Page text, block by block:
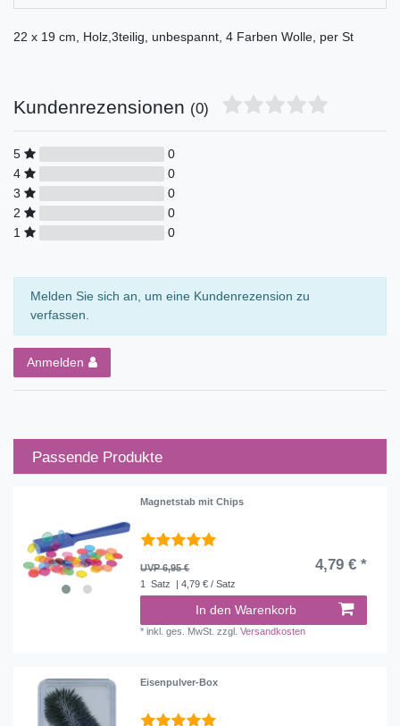
22 x 19 cm, Holz,3teilig, unbespannt, 4 Farben Wolle, per St
Kundenrezensionen (0)
5
0
4
0
3
0
2
0
1
0
Melden Sie sich an, um eine Kundenrezension zu
verfassen.
Anmelden
Passende Produkte
Magnetstab mit Chips
UVP 6,95 € 4,79 € *
1 Satz | 4,79 € / Satz
In den Warenkorb
*inkl. ges. MwSt. zzgl.Versandkosten
Eisenpulver-Box